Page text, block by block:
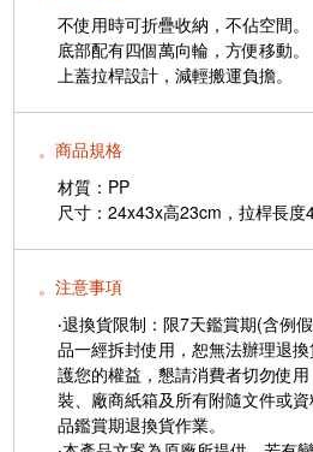
不使用時可折疊收納，不佔空間。
底部配有四個萬向輪，方便移動。
上蓋拉桿設計，減輕搬運負擔。
。商品規格
材質：PP
尺寸：24x43x高23cm，拉桿長度
。注意事項
‧退換貨限制：限7天鑑賞期(含例
品一經拆封使用，恕無法辦理退
護您的權益，懇請消費者切勿使
裝、廠商紙箱及所有附隨文件或
品鑑賞期退換貨作業。